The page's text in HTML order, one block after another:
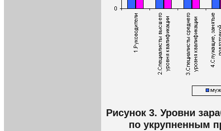
Рисунок 3. Уровни
по укрупненным